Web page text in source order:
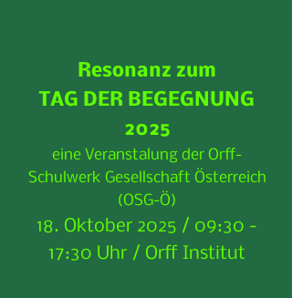
Resonanz zum
TAG DER BEGEGNUNG
2025
eine Veranstalung der Orff-
Schulwerk Gesellschaft Österreich
(OSG-Ö)
18. Oktober 2025 / 09:30 -
17:30 Uhr / Orff Institut